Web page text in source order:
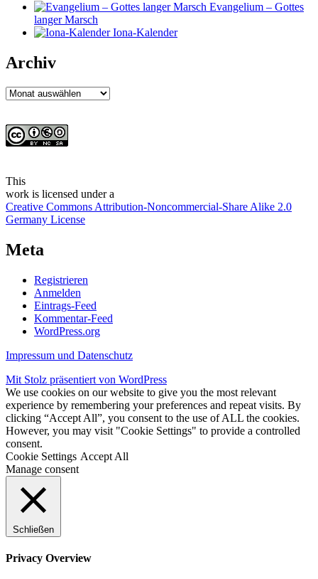
Evangelium – Gottes
langer Marsch
Iona-Kalender
Archiv
Archiv
This
work is licensed under a
Creative Commons Attribution-Noncommercial-Share Alike 2.0
Germany License
Meta
Registrieren
Anmelden
Eintrags-Feed
Kommentar-Feed
WordPress.org
Impressum und Datenschutz
Mit Stolz präsentiert von WordPress
We use cookies on our website to give you the most relevant
experience by remembering your preferences and repeat visits. By
clicking “Accept All”, you consent to the use of ALL the cookies.
However, you may visit "Cookie Settings" to provide a controlled
consent.
Cookie Settings Accept All
Manage consent
Schließen
Privacy Overview